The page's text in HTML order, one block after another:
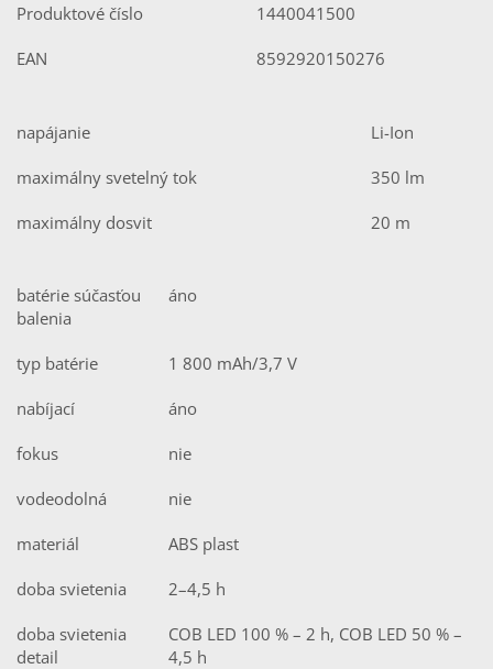
Produktové číslo 1440041500
EAN 8592920150276
napájanie Li-Ion
maximálny svetelný tok 350 lm
maximálny dosvit 20 m
batérie súčasťou
balenia
áno
typ batérie 1 800 mAh/3,7 V
nabíjací áno
fokus nie
vodeodolná nie
materiál ABS plast
doba svietenia 2–4,5 h
doba svietenia
detail
COB LED 100 % – 2 h, COB LED 50 % –
4,5 h